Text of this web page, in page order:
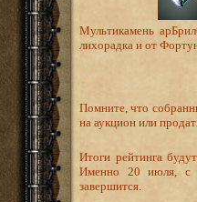
Мультикамень
лихорадка и от
Помните, что
на аукцион или
Итоги рейтинга
Именно 20 июля, с
завершится.